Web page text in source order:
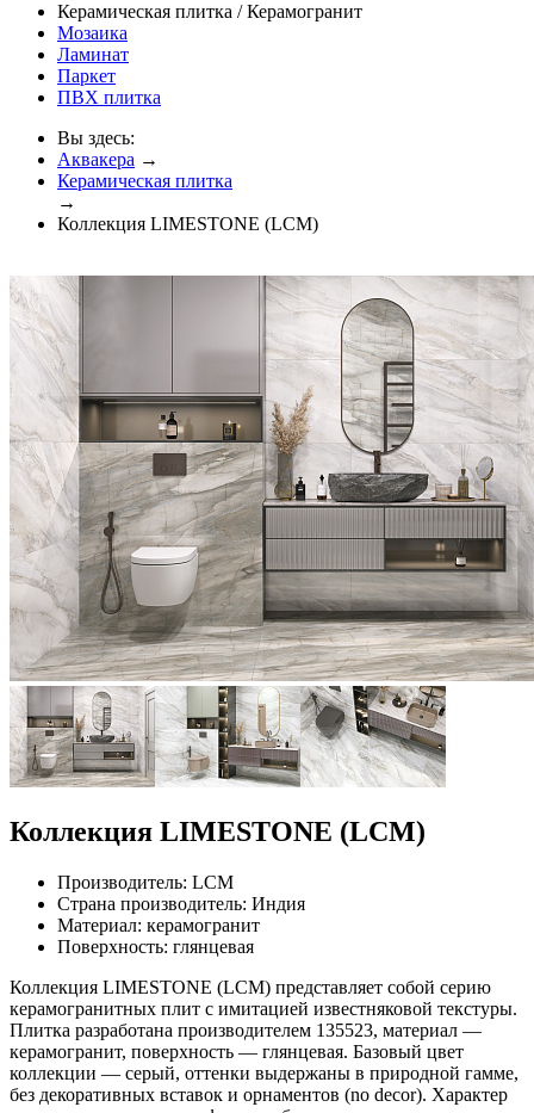
Керамическая плитка / Керамогранит
Мозаика
Ламинат
Паркет
ПВХ плитка
Вы здесь:
Аквакера →
Керамическая плитка
→
Коллекция LIMESTONE (LCM)
Коллекция LIMESTONE (LCM)
Производитель: LCM
Страна производитель: Индия
Материал: керамогранит
Поверхность: глянцевая
Коллекция LIMESTONE (LCM) представляет собой серию
керамогранитных плит с имитацией известняковой текстуры.
Плитка разработана производителем 135523, материал —
керамогранит, поверхность — глянцевая. Базовый цвет
коллекции — серый, оттенки выдержаны в природной гамме,
без декоративных вставок и орнаментов (no decor). Характер